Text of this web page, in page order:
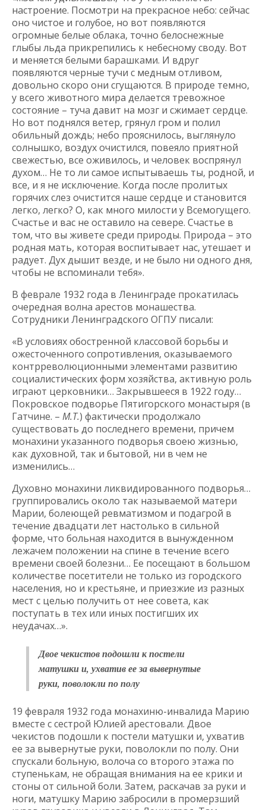
настроение. Посмотри на прекрасное небо: сейчас
оно чистое и голубое, но вот появляются
огромные белые облака, точно белоснежные
глыбы льда прикрепились к небесному своду. Вот
и меняется белыми барашками. И вдруг
появляются черные тучи с медным отливом,
довольно скоро они сгущаются. В природе темно,
у всего животного мира делается тревожное
состояние – туча давит на мозг и сжимает сердце.
Но вот поднялся ветер, грянул гром и полил
обильный дождь; небо прояснилось, выглянуло
солнышко, воздух очистился, повеяло приятной
свежестью, все оживилось, и человек воспрянул
духом… Не то ли самое испытываешь ты, родной, и
все, и я не исключение. Когда после пролитых
горячих слез очистится наше сердце и становится
легко, легко? О, как много милости у Всемогущего.
Счастье и вас не оставило на севере. Счастье в
том, что вы живете среди природы. Природа – это
родная мать, которая воспитывает нас, утешает и
радует. Дух дышит везде, и не было ни одного дня,
чтобы не вспоминали тебя».
В феврале 1932 года в Ленинграде прокатилась
очередная волна арестов монашества.
Сотрудники Ленинградского ОГПУ писали:
«В условиях обостренной классовой борьбы и
ожесточенного сопротивления, оказываемого
контрреволюционными элементами развитию
социалистических форм хозяйства, активную роль
играют церковники… Закрывшееся в 1922 году…
Покровское подворье Пятигорского монастыря (в
Гатчине. – М.Т.) фактически продолжало
существовать до последнего времени, причем
монахини указанного подворья своею жизнью,
как духовной, так и бытовой, ни в чем не
изменились…
Духовно монахини ликвидированного подворья…
группировались около так называемой матери
Марии, болеющей ревматизмом и подагрой в
течение двадцати лет настолько в сильной
форме, что больная находится в вынужденном
лежачем положении на спине в течение всего
времени своей болезни… Ее посещают в большом
количестве посетители не только из городского
населения, но и крестьяне, и приезжие из разных
мест с целью получить от нее совета, как
поступать в тех или иных постигших их
неудачах…».
Двое чекистов подошли к постели
матушки и, ухватив ее за вывернутые
руки, поволокли по полу
19 февраля 1932 года монахиню-инвалида Марию
вместе с сестрой Юлией арестовали. Двое
чекистов подошли к постели матушки и, ухватив
ее за вывернутые руки, поволокли по полу. Они
спускали больную, волоча со второго этажа по
ступенькам, не обращая внимания на ее крики и
стоны от сильной боли. Затем, раскачав за руки и
ноги, матушку Марию забросили в промерзший